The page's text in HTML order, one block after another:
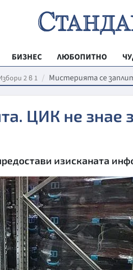
БИЗНЕС ЛЮБОПИТНО
2 в 1 Мистерията се
ЦИК не знае
изисканата